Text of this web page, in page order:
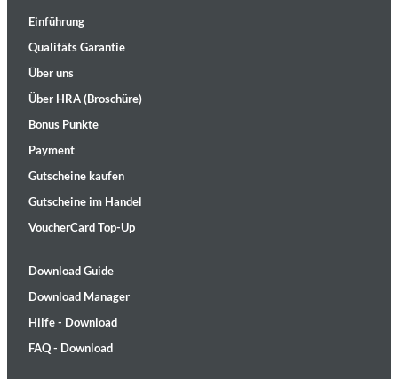
Einführung
Qualitäts Garantie
Über uns
Über HRA (Broschüre)
Bonus Punkte
Payment
Gutscheine kaufen
Gutscheine im Handel
VoucherCard Top-Up
Download Guide
Download Manager
Hilfe - Download
FAQ - Download